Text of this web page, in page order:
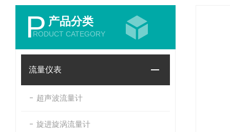
P 产品分类
RODUCT CATEGORY
流量仪表
超声波流量计
旋进旋涡流量计